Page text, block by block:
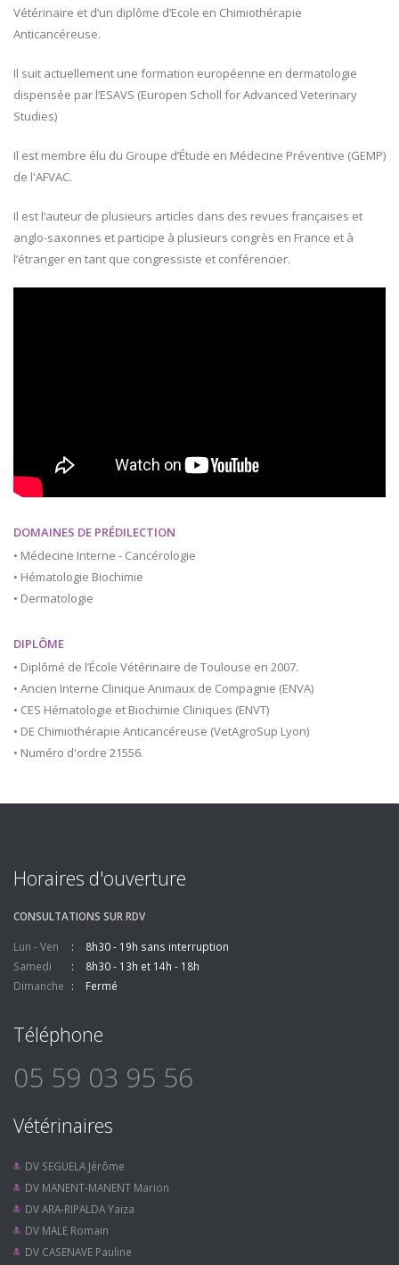
Vétérinaire et d’un diplôme d’Ecole en Chimiothérapie
Anticancéreuse.
Il suit actuellement une formation européenne en dermatologie
dispensée par l’ESAVS (Europen Scholl for Advanced Veterinary
Studies)
Il est membre élu du Groupe d’Étude en Médecine Préventive (GEMP)
de l'AFVAC.
Il est l’auteur de plusieurs articles dans des revues françaises et
anglo-saxonnes et participe à plusieurs congrès en France et à
l’étranger en tant que congressiste et conférencier.
DOMAINES DE PRÉDILECTION
• Médecine Interne - Cancérologie
• Hématologie Biochimie
• Dermatologie
DIPLÔME
• Diplômé de l’École Vétérinaire de Toulouse en 2007.
• Ancien Interne Clinique Animaux de Compagnie (ENVA)
• CES Hématologie et Biochimie Cliniques (ENVT)
• DE Chimiothérapie Anticancéreuse (VetAgroSup Lyon)
• Numéro d'ordre 21556.
Horaires d'ouverture
CONSULTATIONS SUR RDV
Lun - Ven
8h30 - 19h sans interruption
Samedi
8h30 - 13h et 14h - 18h
Dimanche
Fermé
Téléphone
05 59 03 95 56
Vétérinaires
DV SEGUELA Jérôme
DV MANENT-MANENT Marion
DV ARA-RIPALDA Yaiza
DV MALE Romain
DV CASENAVE Pauline